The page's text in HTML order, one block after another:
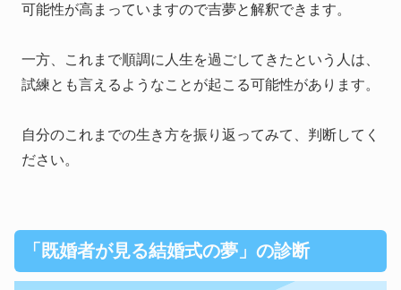
可能性が高まっていますので吉夢と解釈できます。
一方、これまで順調に人生を過ごしてきたという人は、
試練とも言えるようなことが起こる可能性があります。
自分のこれまでの生き方を振り返ってみて、判断してく
ださい。
「既婚者が見る結婚式の夢」の診断